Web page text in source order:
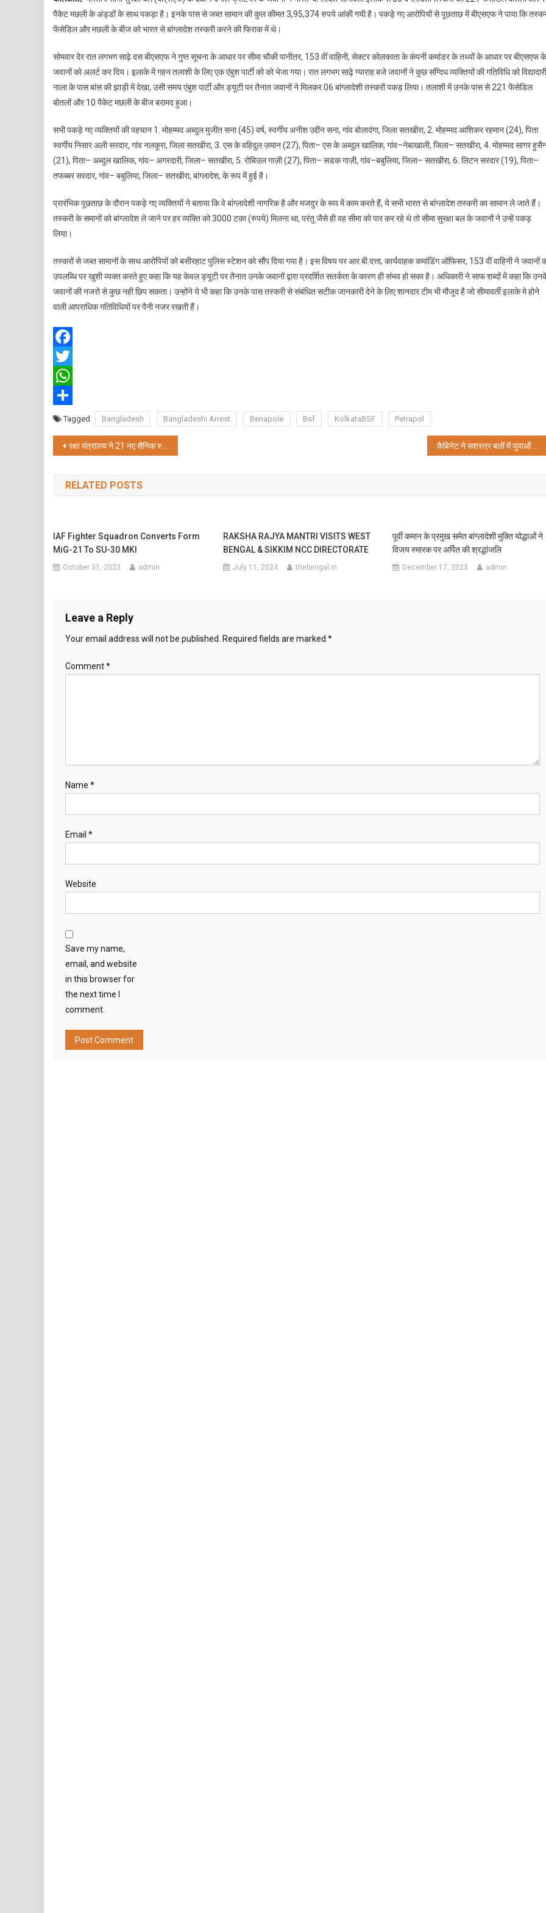
ने
भारत-
बांग्लादेश बॉर्डर
6
बांग्लादेशी
नागरिकों
पैकेट मछली के अंड्डों के साथ पकड़ा है। इनके पास से जब्त सामान की कुल कीमत 3,95,374 रुपये आंकी गयी है। पकड़े गए आरोपियों से पूछताछ में बीएसएफ ने पाया कि
फेंसेडिल और मछली के बीज को भारत से बांग्लादेश तस्करी करने की फिराक में थे।
सोमवार देर रात लगभग साढ़े दस बीएसएफ ने गुप्त सूचना के आधार पर सीमा चौकी पानीतर, 153 वीं वाहिनी, सेक्टर कोलकाता के कंपनी कमांडर के तथ्यों के आधार पर बीएसएफ के
जवानों को अलर्ट कर दिय। इलाके में गहन तलाशी के लिए एक एंबुश पार्टी को को भेजा गया। रात लगभग साढ़े ग्याराह बजे जवानों ने कुछ संग्दिध व्यक्तियों की गतिविधि को विद्यादारी
नाला के पास बांस की झाड़ी में देखा, उसी समय एंबुश पार्टी और ड्यूटी पर तैनात जवानों ने मिलकर 06 बांग्लादेशी तस्करों पकड़ लिया। तलाशी में उनके पास से 221 फेंसेडिल
बोतलों और 10 पैकेट मछली के बीज बरामद हुआ।
सभी पकड़े गए व्यक्तियों की पहचान 1. मोहम्मद अब्दुल मुजीत सना (45) वर्ष, स्वर्गीय अनीश उद्दीन सना, गांव बोलादंगा, जिला सतखीरा, 2. मोहम्मद आशिकर रहमान (24), पिता
स्वर्गीय निसार अली सरदार, गांव नलकूरा, जिला सतखीरा, 3. एस के वहिदुल ज़मान (27), पिता– एस के अब्दुल खालिक, गांव–नेबाखाली, जिला– सतखीरा, 4. मोहम्मद सागर
(21), पिता– अब्दुल खालिक, गांव– अगरदारी, जिला– सतखीरा, 5. रोबिउल गाज़ी (27), पिता– सडक गाज़ी, गांव–बबुलिया, जिला– सतखीरा, 6. लिटन सरदार (19), पिता–
तफब्बर सरदार, गांव– बबुलिया, जिला– सतखीरा, बांग्लादेश, के रूप में हुई है।
प्रारंभिक पूछताछ के दौरान पकड़े गए व्यक्तियों ने बताया कि वे बांग्लादेशी नागरिक है और मजदुर के रूप में काम करते हैं, ये सभी भारत से बांग्लादेश तस्करी का सामान ले जाते हैं।
तस्करी के समानों को बांग्लादेश ले जाने पर हर व्यक्ति को 3000 टका (रुपये) मिलना था, परंतु जैसे ही वह सीमा को पार कर रहे थे तो सीमा सुरक्षा बल के जवानों ने उन्हें पकड़
लिया।
तस्करों से जब्त सामानों के साथ आरोपियों को बसीरहाट पुलिस स्टेशन को सौंप दिया गया है। इस विषय पर आर.बी.दत्ता, कार्यवाहक कमांडिंग ऑफिसर, 153 वीं वाहिनी ने जवानों
उपलब्धि पर खुशी व्यक्त करते हुए कहा कि यह केवल ड्यूटी पर तैनात उनके जवानों द्वारा प्रदर्शित सतर्कता के कारण ही संभव हो सका है। अधिकारी ने साफ शब्दों में कहा कि
जवानों की नजरो से कुछ नही छिप सकता। उन्होंने ये भी कहा कि उनके पास तस्करी से संबंधित सटीक जानकारी देने के लिए शानदार टीम भी मौजूद है जो सीमावर्ती इलाके मे होने
वाली आपराधिक गतिविधियों पर पैनी नजर रखती हैं।
Facebook
Twitter
WhatsApp
ShareTagged Bangladesh Bangladeshi Arrest Benapole Bsf KolkataBSF Petrapol
Post
navigation
रक्षा मंत्रालय ने 21 नए सैनिक स्कूलों की मंजूरी दी
RELATED POSTS
IAF Fighter Squadron Converts Form
MiG-21 To SU-30 MKI
October 31, 2023 admin
RAKSHA RAJYA MANTRI VISITS WEST
BENGAL & SIKKIM NCC DIRECTORATE
July 11, 2024 thebengal.in
पूर्वी कमान के प्रमुख समेत बांग्लादेशी मुक्ति योद्धाओं ने
विजय स्मारक पर अर्पित की श्रद्धांजलि
December 17, 2023 admin
Leave a Reply
Your email address will not be published. Required fields are marked *
Comment*
Name *
Email *
Website
Save my name,
email, and website
in this browser for
the next time I
comment.